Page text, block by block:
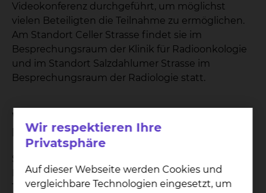
Videokonferenz durchgeführt, um möglichst
vielen Beteiligten die Teilnahme zu ermöglichen.
Am Standort Celler Strasse findet sie im
Besprechungsraum der Klinik für Radioonkologie
und im Standort Salzdahlumer Strasse im
Besprechungsraum der Radiologie statt.
Wie kann ich als Zuweiser einen
Patienten anmelden?
Sie haben jederzeit die Möglichkeit Ihre
Patientinnen und Patienten zu einer
Tumorkonferenz anzumelden. Die Anmeldung
Wir respektieren Ihre
Privatsphäre
Auf dieser Webseite werden Cookies und
vergleichbare Technologien eingesetzt, um